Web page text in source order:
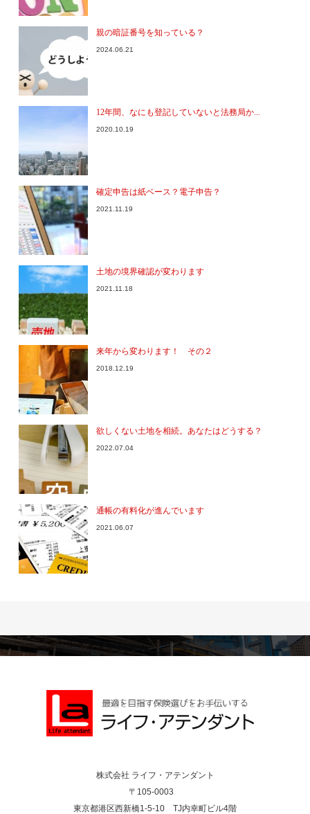
親の暗証番号を知っている？
2024.06.21
12年間、なにも登記していないと法務局か...
2020.10.19
確定申告は紙ベース？電子申告？
2021.11.19
土地の境界確認が変わります
2021.11.18
来年から変わります！ その２
2018.12.19
欲しくない土地を相続。あなたはどうする？
2022.07.04
通帳の有料化が進んでいます
2021.06.07
株式会社 ライフ・アテンダント
〒105-0003
東京都港区西新橋1-5-10 TJ内幸町ビル4階